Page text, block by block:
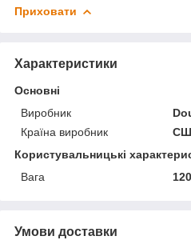
Приховати
Характеристики
Основні
Виробник
Країна виробник
Користувальницькі
Вага
Умови доставки